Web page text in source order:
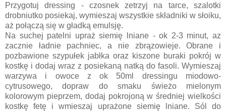
Przygotuj dressing - czosnek zetrzyj na tarce, szalotki
drobniutko posiekaj, wymieszaj wszystkie składniki w słoiku,
aż połączą się w gładką emulsję.
Na suchej patelni upraż siemię lniane - ok 2-3 minut, az
zacznie ładnie pachniec, a nie zbrązowieje. Obrane i
pozbawione szypułek jabłka oraz kiszone buraki pokrój w
kostkę i dodaj wraz z posiekaną natką do fasoli. Wymieszaj
warzywa i owoce z ok 50ml dressingu miodowo-
cytrusowego, dopraw do smaku świeżo mielonym
kolorowym pieprzem, dodaj pokrojoną w średniej wielkości
kostkę fetę i wmieszaj uprażone siemię lniane. Sól do